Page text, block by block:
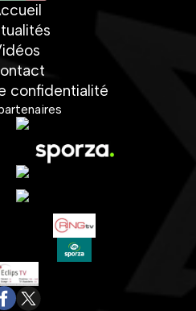
confidentialité